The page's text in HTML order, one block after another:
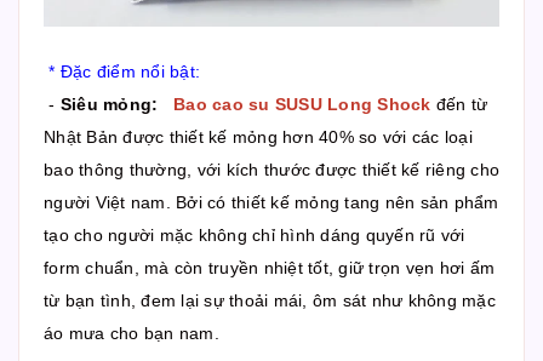
* Đặc điểm nổi bật:
- Siêu mỏng: Bao cao su SUSU Long Shock đến từ
Nhật Bản được thiết kế mỏng hơn 40% so với các loại
bao thông thường, với kích thước được thiết kế riêng cho
người Việt nam. Bởi có thiết kế mỏng tang nên sản phẩm
tạo cho người mặc không chỉ hình dáng quyến rũ với
form chuẩn, mà còn truyền nhiệt tốt, giữ trọn vẹn hơi ấm
từ bạn tình, đem lại sự thoải mái, ôm sát như không mặc
áo mưa cho bạn nam.